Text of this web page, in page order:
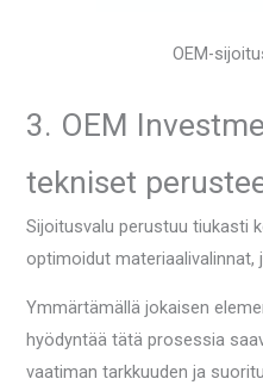
OEM-
3. OEM
tekniset
Sijoitusvalu perustuu tiukasti
optimoidut materiaalivalinnat,
Ymmärtämällä jokaisen
hyödyntää tätä prosessia
vaatiman tarkkuuden ja